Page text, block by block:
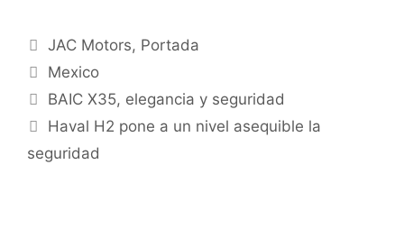
JAC Motors, Portada
Mexico
BAIC X35, elegancia y seguridad
Haval H2 pone a un nivel asequible la
seguridad